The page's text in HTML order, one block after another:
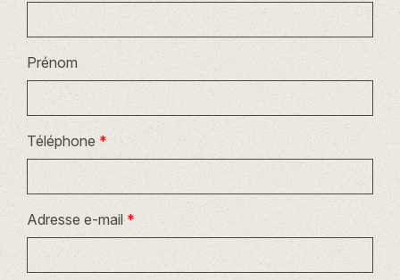
Prénom
Téléphone *
Adresse e-mail *